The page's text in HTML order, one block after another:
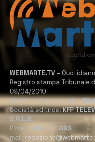
WEBMARTE.TV –
Registro stampa Tribunale
09/04/2010
Direttore Responsabile:
Società editrice:KFP
S.R.L.S.
P.Iva: 02184950893
mail: